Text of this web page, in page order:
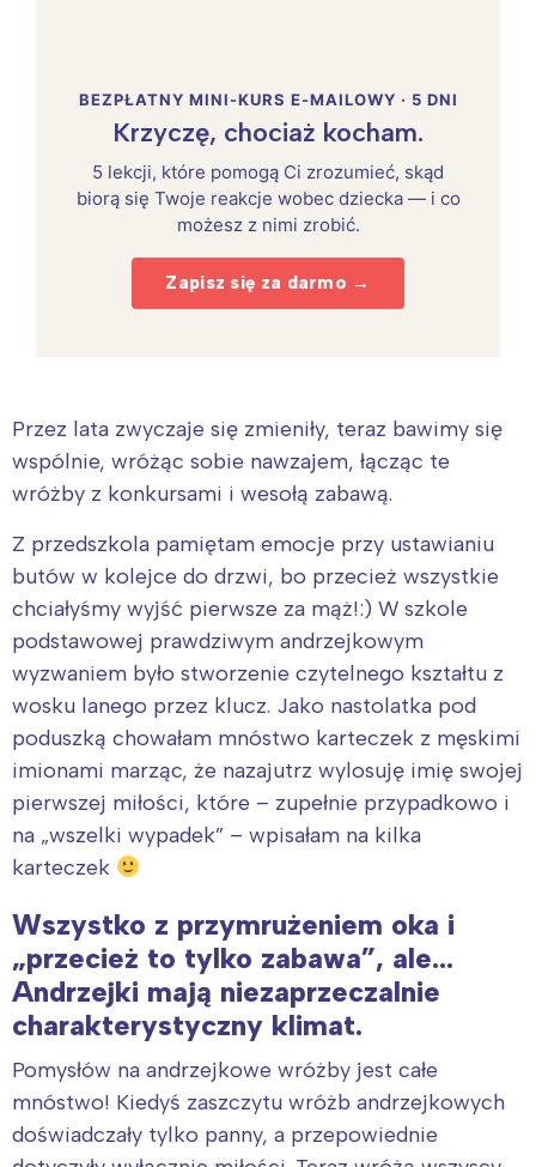
BEZPŁATNY MINI-KURS E-MAILOWY · 5 DNI
Krzyczę, chociaż kocham.
5 lekcji, które pomogą Ci zrozumieć, skąd
biorą się Twoje reakcje wobec dziecka — i co
możesz z nimi zrobić.
Zapisz się za darmo →
Przez lata zwyczaje się zmieniły, teraz bawimy się
wspólnie, wróżąc sobie nawzajem, łącząc te
wróżby z konkursami i wesołą zabawą.
Z przedszkola pamiętam emocje przy ustawianiu
butów w kolejce do drzwi, bo przecież wszystkie
chciałyśmy wyjść pierwsze za mąż!:) W szkole
podstawowej prawdziwym andrzejkowym
wyzwaniem było stworzenie czytelnego kształtu z
wosku lanego przez klucz. Jako nastolatka pod
poduszką chowałam mnóstwo karteczek z męskimi
imionami marząc, że nazajutrz wylosuję imię swojej
pierwszej miłości, które – zupełnie przypadkowo i
na „wszelki wypadek” – wpisałam na kilka
karteczek
Wszystko z przymrużeniem oka i
„przecież to tylko zabawa”, ale…
Andrzejki mają niezaprzeczalnie
charakterystyczny klimat.
Pomysłów na andrzejkowe wróżby jest całe
mnóstwo! Kiedyś zaszczytu wróżb andrzejkowych
doświadczały tylko panny, a przepowiednie